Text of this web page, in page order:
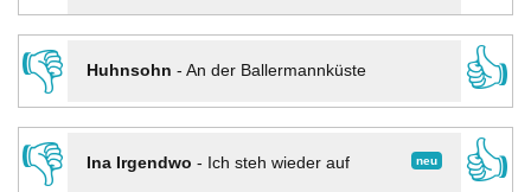
👎
Huhnsohn - An der Ballermannküste
👍
👎
neu
Ina Irgendwo - Ich steh wieder auf
👍